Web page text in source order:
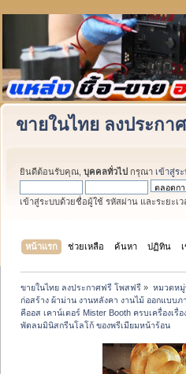
ขายในไทย ลงประกา
ยินดีต้อนรับคุณ, บุคคลทั่วไป กรุณา เข้าสู่ร
เข้าสู่ระบบด้วยชื่อผู้ใช้ รหัสผ่าน และระยะเ
หน้าแรก ช่วยเหลือ ค้นหา ปฏิทิน
ขายในไทย ลงประกาศฟรี โพสฟรี » หมวดหมู่
ก่อสร้าง ผ้าม่าน งานหลังคา งานไม้ ออกแบบ
คีออส เคาน์เตอร์ Mister Booth ครบเครื่องเรื่
พัดลมมินิสกรีนโลโก้ ของพรีเมียมหน้าร้อน